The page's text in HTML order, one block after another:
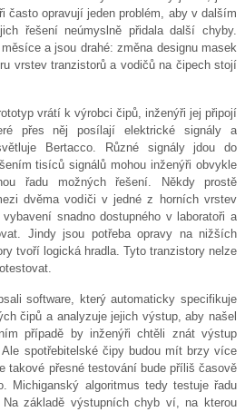
často opravují jeden problém, aby v dalším
řešení neúmyslně přidala další chyby.
a jsou drahé: změna designu masek
vrstev tranzistorů a vodičů na čipech stojí
vrátí k výrobci čipů, inženýři jej připojí
přes něj posílají elektrické signály a
Bertacco. Různé signály jdou do
tisíců signálů mohou inženýři obvykle
řadu možných řešení. Někdy prostě
dvěma vodiči v jedné z horních vrstev
snadno dostupného v laboratoři a
Jindy jsou potřeba opravy na nižších
tvoří logická hradla. Tyto tranzistory nelze
software, který automaticky specifikuje
čipů a analyzuje jejich výstup, aby našel
případě by inženýři chtěli znát výstup
spotřebitelské čipy budou mít brzy více
takové přesné testování bude příliš časově
Michiganský algoritmus tedy testuje řadu
základě výstupních chyb ví, na kterou